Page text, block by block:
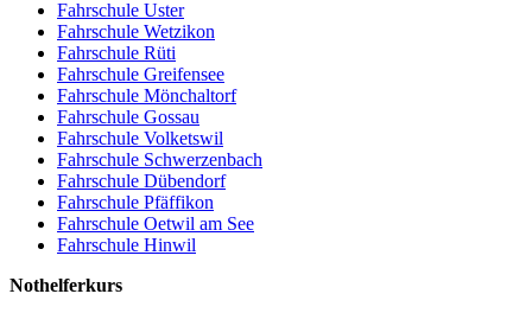
Fahrschule Uster
Fahrschule Wetzikon
Fahrschule Rüti
Fahrschule Greifensee
Fahrschule Mönchaltorf
Fahrschule Gossau
Fahrschule Volketswil
Fahrschule Schwerzenbach
Fahrschule Dübendorf
Fahrschule Pfäffikon
Fahrschule Oetwil am See
Fahrschule Hinwil
Nothelferkurs